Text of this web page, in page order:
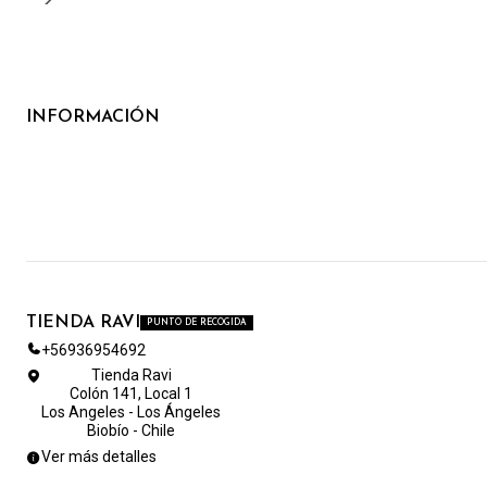
INFORMACIÓN
TIENDA RAVI PUNTO DE RECOGIDA
+56936954692
Tienda Ravi
Colón 141, Local 1
Los Angeles - Los Ángeles
Biobío - Chile
Ver más detalles